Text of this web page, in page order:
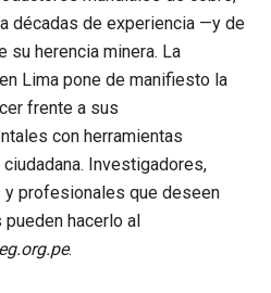
décadas de experiencia —y de
herencia minera. La
Lima pone de manifiesto la
frente a sus
con herramientas
Investigadores,
profesionales que deseen
hacerlo al
.